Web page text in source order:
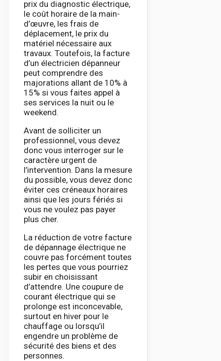
prix du diagnostic électrique,
le coût horaire de la main-
d’œuvre, les frais de
déplacement, le prix du
matériel nécessaire aux
travaux. Toutefois, la facture
d’un électricien dépanneur
peut comprendre des
majorations allant de 10% à
15% si vous faites appel à
ses services la nuit ou le
weekend.
Avant de solliciter un
professionnel, vous devez
donc vous interroger sur le
caractère urgent de
l’intervention. Dans la mesure
du possible, vous devez donc
éviter ces créneaux horaires
ainsi que les jours fériés si
vous ne voulez pas payer
plus cher.
La réduction de votre facture
de dépannage électrique ne
couvre pas forcément toutes
les pertes que vous pourriez
subir en choisissant
d’attendre. Une coupure de
courant électrique qui se
prolonge est inconcevable,
surtout en hiver pour le
chauffage ou lorsqu’il
engendre un problème de
sécurité des biens et des
personnes.